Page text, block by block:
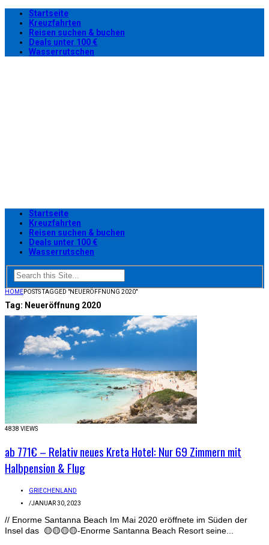
Startseite
Kreuzfahrten
Reisen suchen & buchen
Deals unter 100 €
Wasserrutschen
Startseite
Kreuzfahrten
Reisen suchen & buchen
Deals unter 100 €
Wasserrutschen
HOMEPOSTS TAGGED "NEUERÖFFNUNG 2020"
Tag: Neueröffnung 2020
4838 VIEWS
ab 771€ – Relativ neues Kreta Hotel: Nur 69 Zimmern mit
Halbpension & Flug
GRIECHENLAND
/JANUAR 30, 2023
// Enorme Santanna Beach Im Mai 2020 eröffnete im Süden der
Insel das 🟡🟡🟡🟡-Enorme Santanna Beach Resort seine...